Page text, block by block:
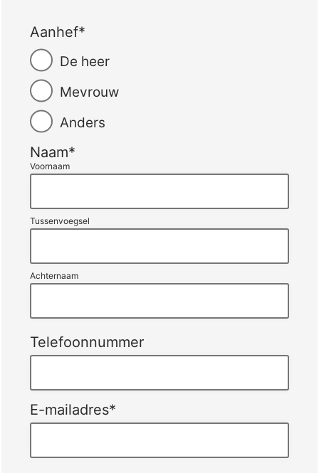
Aanhef*
De heer
Mevrouw
Anders
Naam*
Voornaam
Tussenvoegsel
Achternaam
Telefoonnummer
E-mailadres*